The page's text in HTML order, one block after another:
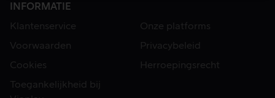
INFORMATIE
Klantenservice
Onze platforms
Voorwaarden
Privacybeleid
Cookies
Herroepingsrecht
Toegankelijkheid bij